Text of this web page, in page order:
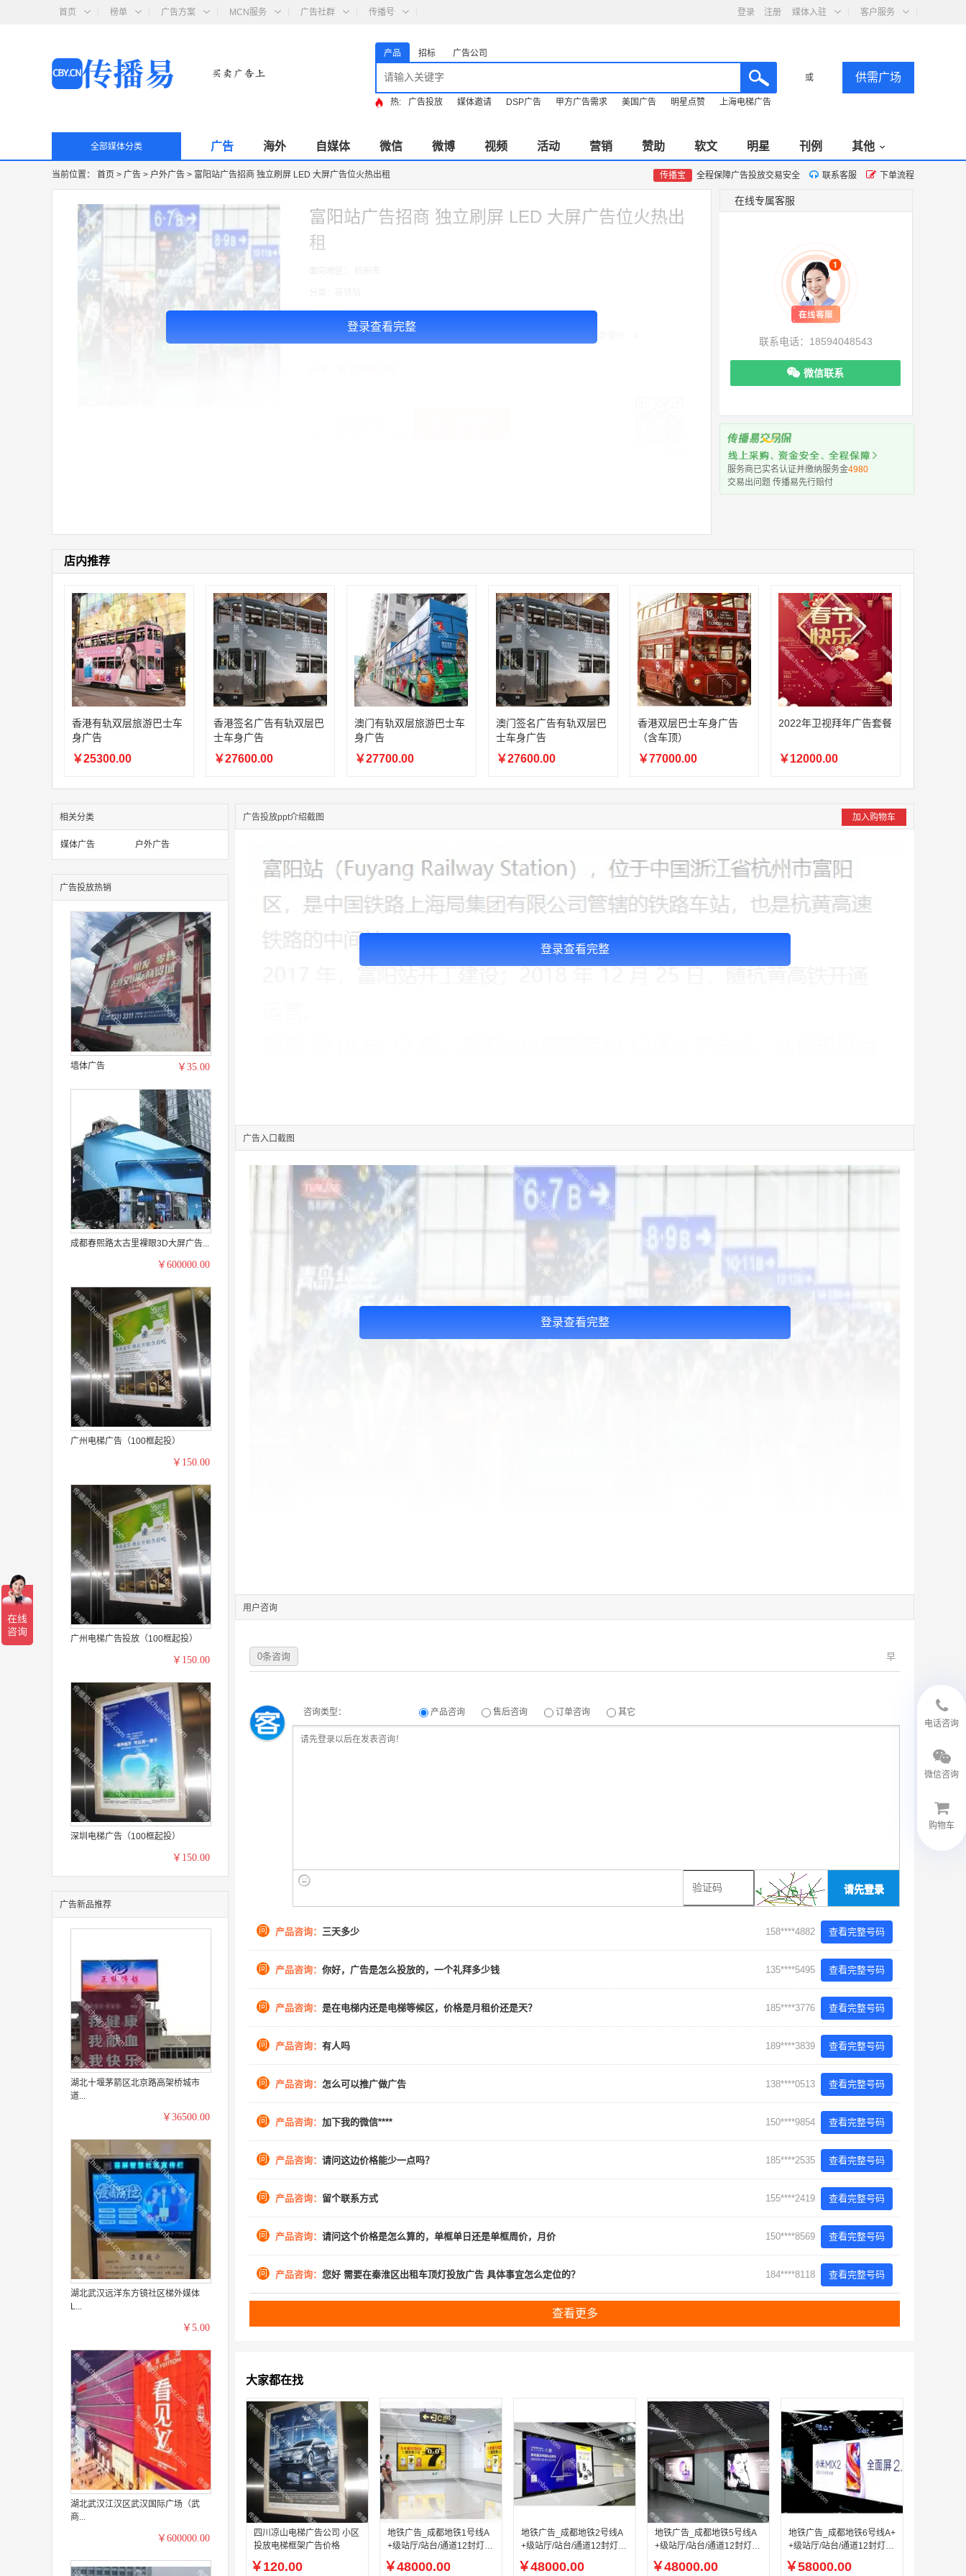
首页 榜单 广告方案 MCN服务 广告社群 传播号 登录 注册 媒体入驻 客户服务
产品 招标 广告公司
或 供需广场
热: 广告投放 媒体邀请 DSP广告 甲方广告需求 美国广告 明星点赞 上海电梯广告
全部媒体分类 广告 海外 自媒体 微信 微博 视频 活动 营销 赞助 软文 明星 刊例 其他
当前位置： 首页 > 广告 > 户外广告 > 富阳站广告招商 独立刷屏 LED 大屏广告位火热出租 传播宝 全程保障广告投放交易安全 联系客服 下单流程
登录查看完整
富阳站广告招商 独立刷屏 LED 大屏广告位火热出
租
03:00:41
153****4020 联系了该媒体所在商家
05:19:34
150****6182
联系了该媒体所在商家
03:27:46
181****7631 联系了该媒体所在商家
03:18:49
173****0620 联系了该媒体所在商家
03:20:56 156****3374 联系了该媒体所在商家
03:42:33 158****0746 联系了该媒体所在商家
01:59:39 189****2617 联系了该媒体所在商家
12:40:20 177****7961 联系了该媒体所在商家
04:12:36 181****8167
联系了该媒体所在商家
04:16:44 181****0078
联系了该媒体所在商家
03:40:56 157****6971 联系了该媒体所在商家
在线专属客服
联系电话：18594048543
微信联系
服务商已实名认证并缴纳服务金4980
交易出问题 传播易先行赔付
店内推荐
香港有轨双层旅游巴士车
身广告
￥25300.00
香港签名广告有轨双层巴
士车身广告
￥27600.00
澳门有轨双层旅游巴士车
身广告
￥27700.00
澳门签名广告有轨双层巴
士车身广告
￥27600.00
香港双层巴士车身广告
（含车顶）
￥77000.00
2022年卫视拜年广告套餐
￥12000.00
相关分类
媒体广告 户外广告
广告投放热销
墙体广告 ￥35.00
成都春熙路太古里裸眼3D大屏广告...
￥600000.00
广州电梯广告（100框起投）
￥150.00
广州电梯广告投放（100框起投）
￥150.00
深圳电梯广告（100框起投）
￥150.00
广告新品推荐
湖北十堰茅箭区北京路高架桥城市
道...
￥36500.00
湖北武汉远洋东方镜社区梯外媒体
L...
￥5.00
湖北武汉江汉区武汉国际广场（武
商...
￥600000.00
广告投放ppt介绍截图 加入购物车
登录查看完整
广告入口截图
登录查看完整
用户咨询
早
0条咨询
咨询类型： 产品咨询 售后咨询 订单咨询 其它
请先登录
问 产品咨询： 三天多少 158****4882 查看完整号码
问 产品咨询： 你好，广告是怎么投放的，一个礼拜多少钱 135****5495 查看完整号码
问 产品咨询： 是在电梯内还是电梯等候区，价格是月租价还是天？ 185****3776 查看完整号码
问 产品咨询： 有人吗 189****3839 查看完整号码
问 产品咨询： 怎么可以推广做广告 138****0513 查看完整号码
问 产品咨询： 加下我的微信**** 150****9854 查看完整号码
问 产品咨询： 请问这边价格能少一点吗？ 185****2535 查看完整号码
问 产品咨询： 留个联系方式 155****2419 查看完整号码
问 产品咨询： 请问这个价格是怎么算的，单框单日还是单框周价，月价 150****8569 查看完整号码
问 产品咨询： 您好 需要在秦淮区出租车顶灯投放广告 具体事宜怎么定位的？ 184****8118 查看完整号码
查看更多
大家都在找
四川凉山电梯广告公司 小区
投放电梯框架广告价格
￥120.00
地铁广告_成都地铁1号线A
+级站厅/站台/通道12封灯箱
（可单块投放）
￥48000.00
地铁广告_成都地铁2号线A
+级站厅/站台/通道12封灯箱
（可单块投放）
￥48000.00
地铁广告_成都地铁5号线A
+级站厅/站台/通道12封灯箱
（可单块投放）
￥48000.00
地铁广告_成都地铁6号线A+
+级站厅/站台/通道12封灯箱
（可单块投放）
￥58000.00
电话咨询
微信咨询
购物车